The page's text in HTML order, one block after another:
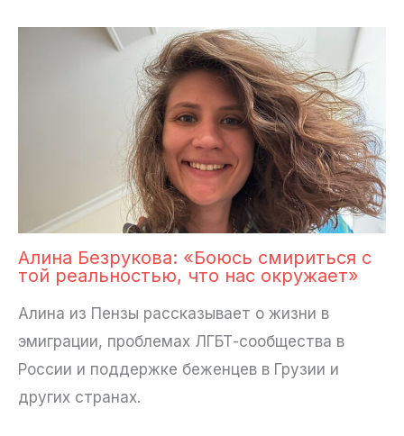
Алина Безрукова: «Боюсь смириться с
той реальностью, что нас окружает»
Алина из Пензы рассказывает о жизни в
эмиграции, проблемах ЛГБТ-сообщества в
России и поддержке беженцев в Грузии и
других странах.